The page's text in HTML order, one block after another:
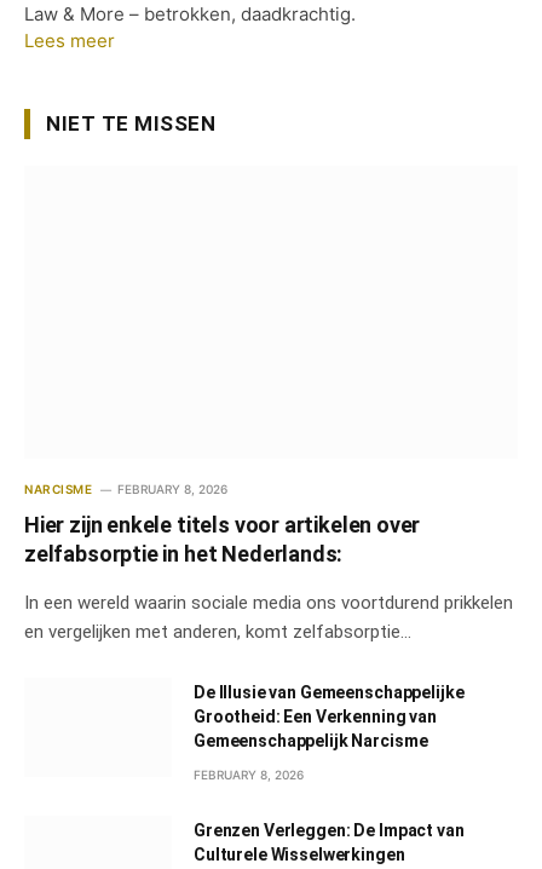
Law & More – betrokken, daadkrachtig.
Lees meer
NIET TE MISSEN
NARCISME FEBRUARY 8, 2026
Hier zijn enkele titels voor artikelen over
zelfabsorptie in het Nederlands:
In een wereld waarin sociale media ons voortdurend prikkelen
en vergelijken met anderen, komt zelfabsorptie…
De Illusie van Gemeenschappelijke
Grootheid: Een Verkenning van
Gemeenschappelijk Narcisme
FEBRUARY 8, 2026
Grenzen Verleggen: De Impact van
Culturele Wisselwerkingen